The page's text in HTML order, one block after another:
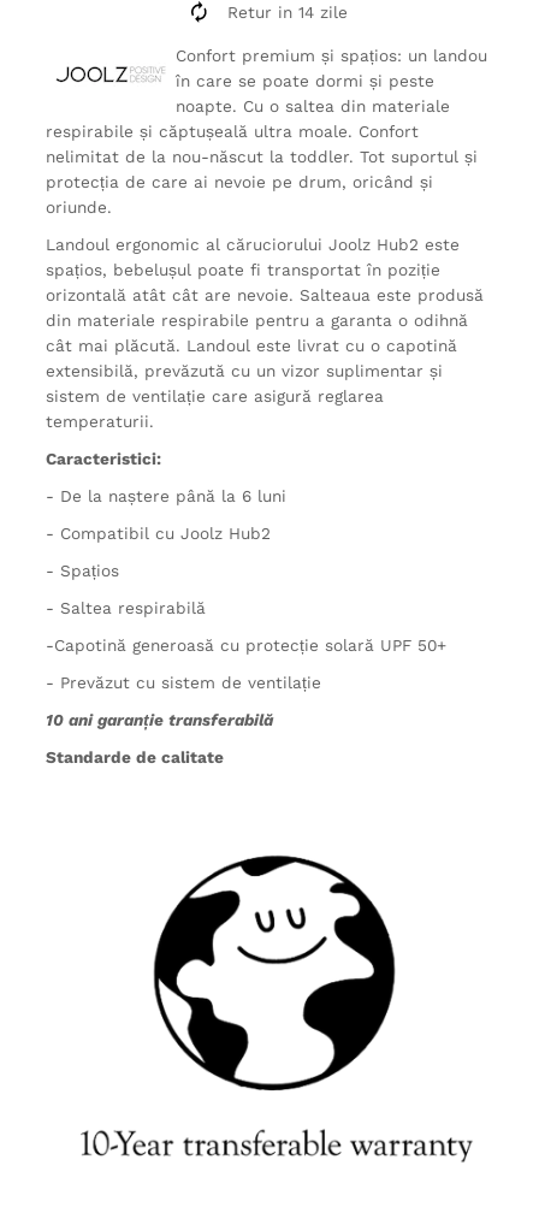
Retur in 14 zile
Confort premium și spațios: un landou
în care se poate dormi și peste
noapte. Cu o saltea din materiale
respirabile și căptușeală ultra moale. Confort
nelimitat de la nou-născut la toddler. Tot suportul și
protecția de care ai nevoie pe drum, oricând și
oriunde.
Landoul ergonomic al căruciorului Joolz Hub2 este
spațios, bebelușul poate fi transportat în poziție
orizontală atât cât are nevoie. Salteaua este produsă
din materiale respirabile pentru a garanta o odihnă
cât mai plăcută. Landoul este livrat cu o capotină
extensibilă, prevăzută cu un vizor suplimentar și
sistem de ventilație care asigură reglarea
temperaturii.
Caracteristici:
- De la naștere până la 6 luni
- Compatibil cu Joolz Hub2
- Spațios
- Saltea respirabilă
-Capotină generoasă cu protecție solară UPF 50+
- Prevăzut cu sistem de ventilație
10 ani garanție transferabilă
Standarde de calitate